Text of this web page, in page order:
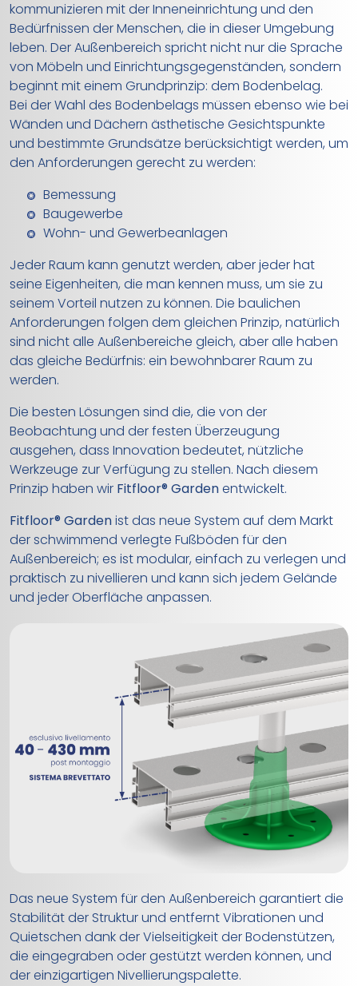
kommunizieren mit der Inneneinrichtung und den
Bedürfnissen der Menschen, die in dieser Umgebung
leben. Der Außenbereich spricht nicht nur die Sprache
von Möbeln und Einrichtungsgegenständen, sondern
beginnt mit einem Grundprinzip: dem Bodenbelag.
Bei der Wahl des Bodenbelags müssen ebenso wie bei
Wänden und Dächern ästhetische Gesichtspunkte
und bestimmte Grundsätze berücksichtigt werden, um
den Anforderungen gerecht zu werden:
Bemessung
Baugewerbe
Wohn- und Gewerbeanlagen
Jeder Raum kann genutzt werden, aber jeder hat
seine Eigenheiten, die man kennen muss, um sie zu
seinem Vorteil nutzen zu können. Die baulichen
Anforderungen folgen dem gleichen Prinzip, natürlich
sind nicht alle Außenbereiche gleich, aber alle haben
das gleiche Bedürfnis: ein bewohnbarer Raum zu
werden.
Die besten Lösungen sind die, die von der
Beobachtung und der festen Überzeugung
ausgehen, dass Innovation bedeutet, nützliche
Werkzeuge zur Verfügung zu stellen. Nach diesem
Prinzip haben wir Fitfloor® Gardenentwickelt.
Fitfloor® Gardenist das neue System auf dem Markt
der schwimmend verlegte Fußböden für den
Außenbereich; es ist modular, einfach zu verlegen und
praktisch zu nivellieren und kann sich jedem Gelände
und jeder Oberfläche anpassen.
Das neue System für den Außenbereich garantiert die
Stabilität der Struktur und entfernt Vibrationen und
Quietschen dank der Vielseitigkeit der Bodenstützen,
die eingegraben oder gestützt werden können, und
der einzigartigen Nivellierungspalette.